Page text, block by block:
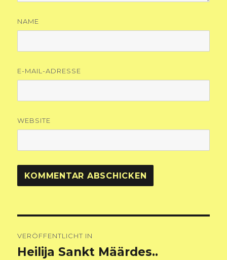
NAME
E-MAIL-ADRESSE
WEBSITE
VERÖFFENTLICHT IN
Heilija Sankt Määrdes..